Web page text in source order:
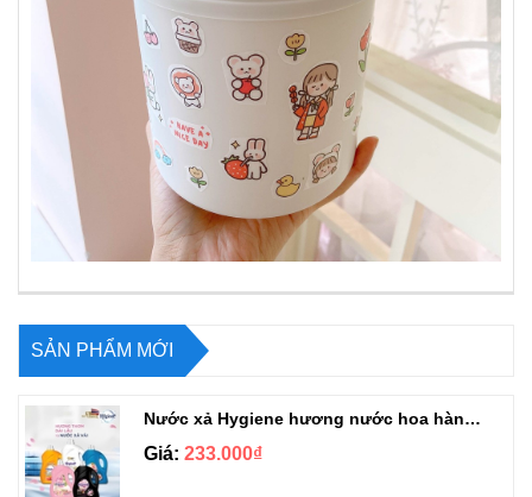
SẢN PHẨM MỚI
Nước xả Hygiene hương nước hoa hàng chuẩn Thái can 3L3
Giá: 233.000₫